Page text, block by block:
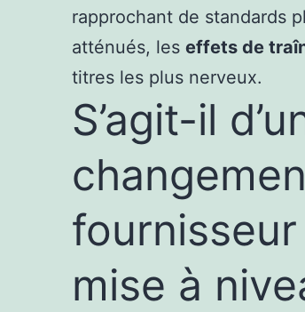
rapprochant de standards
atténués, les effets de
titres les plus nerveux.
S’agit-il
fournisseur
mise à